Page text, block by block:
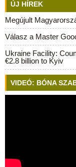
ÚJ HÍREK
Megújult
Válasz a Master
Ukraine Facility:
€2.8 billion to Kyiv
VIDEÓ: BÓNA